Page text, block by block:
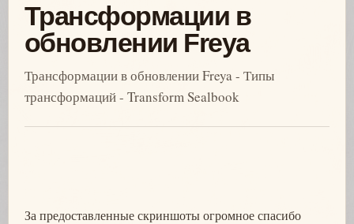
Трансформации в
обновлении Freya
Трансформации в обновлении Freya - Типы
трансформаций - Transform Sealbook
За предоставленные скриншоты огромное спасибо